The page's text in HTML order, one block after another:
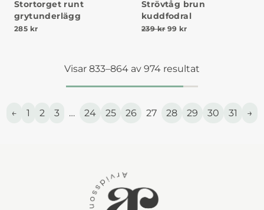
Stortorget runt
grytunderlägg
285 kr
Strövtåg brun
kuddfodral
239kr Det ursprungliga priset
99 krDet nuvarande
Visar 833–864 av 974 resultat
← 1 2 3 … 24 25 26 27 28 29 30 31 →